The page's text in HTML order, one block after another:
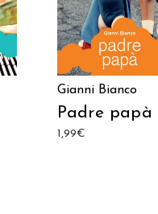
Gianni Bianco
Padre papà
1,99€